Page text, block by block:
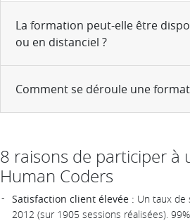
La formation peut-elle être
ou en distanciel ?
Comment se déroule une
8 raisons de participer à
Human Coders
Satisfaction client élevée : Un taux de
2012 (sur 1905 sessions réalisées).